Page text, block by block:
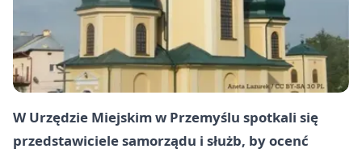
W Urzędzie Miejskim w Przemyślu spotkali się
przedstawiciele samorządu i służb, by ocenć